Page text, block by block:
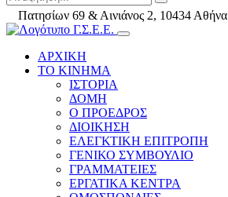
Πατησίων 69 & Αινιάνος 2, 10434 Αθήνα
ΑΡΧΙΚΗ
ΤΟ ΚΙΝΗΜΑ
ΙΣΤΟΡΙΑ
ΔΟΜΗ
Ο ΠΡΟΕΔΡΟΣ
ΔΙΟΙΚΗΣΗ
ΕΛΕΓΚΤΙΚΗ ΕΠΙΤΡΟΠΗ
ΓΕΝΙΚΟ ΣΥΜΒΟΥΛΙΟ
ΓΡΑΜΜΑΤΕΙΕΣ
ΕΡΓΑΤΙΚΑ ΚΕΝΤΡΑ